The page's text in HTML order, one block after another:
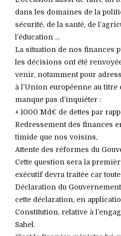
dans les domaines de la
sécurité, de la santé, de
l’éducation …
La situation de nos finances
les décisions ont été
venir, notamment pour
à l’Union européenne au titre
manque pas d’inquiéter :
+ 1000 Md€ de dettes par
Redressement des finances
timide que nos voisins,
Attente des réformes du
Cette question sera la
exécutif devra traitée car
Déclaration du
cette déclaration, en
Constitution, relative à
Sahel.